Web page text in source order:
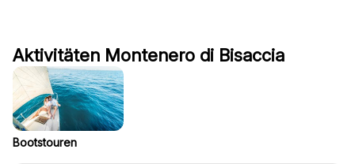
Aktivitäten Montenero di Bisaccia
Bootstouren